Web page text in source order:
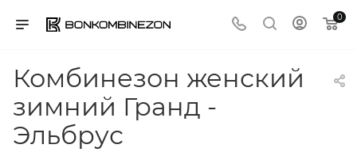
0
Комбинезон женский
зимний Гранд -
Эльбрус